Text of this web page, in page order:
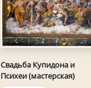
Свадьба Купидона и
Психеи (мастерская)